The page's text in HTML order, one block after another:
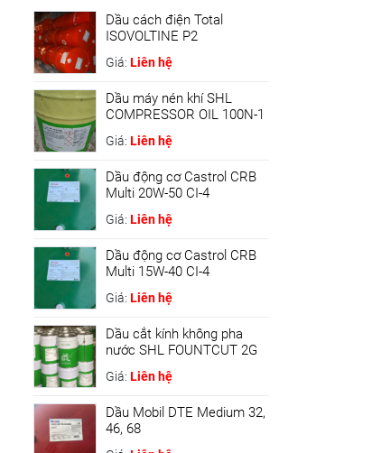
Dầu cách điện Total
ISOVOLTINE P2
Giá: Liên hệ
Dầu máy nén khí SHL
COMPRESSOR OIL 100N-1
Giá: Liên hệ
Dầu động cơ Castrol CRB
Multi 20W-50 CI-4
Giá: Liên hệ
Dầu động cơ Castrol CRB
Multi 15W-40 CI-4
Giá: Liên hệ
Dầu cắt kính không pha
nước SHL FOUNTCUT 2G
Giá: Liên hệ
Dầu Mobil DTE Medium 32,
46, 68